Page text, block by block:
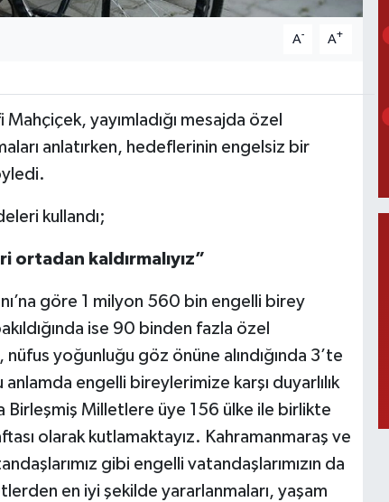
A- A+
yayımladığı mesajda özel
anlatırken, hedeflerinin engelsiz bir
kullandı;
ortadan kaldırmalıyız”
göre 1 milyon 560 bin engelli birey
ise 90 binden fazla özel
yoğunluğu göz önüne alındığında 3’te
engelli bireylerimize karşı duyarlılık
Birleşmiş Milletlere üye 156 ülke ile birlikte
olarak kutlamaktayız. Kahramanmaraş ve
gibi engelli vatandaşlarımızın da
en iyi şekilde yararlanmaları, yaşam